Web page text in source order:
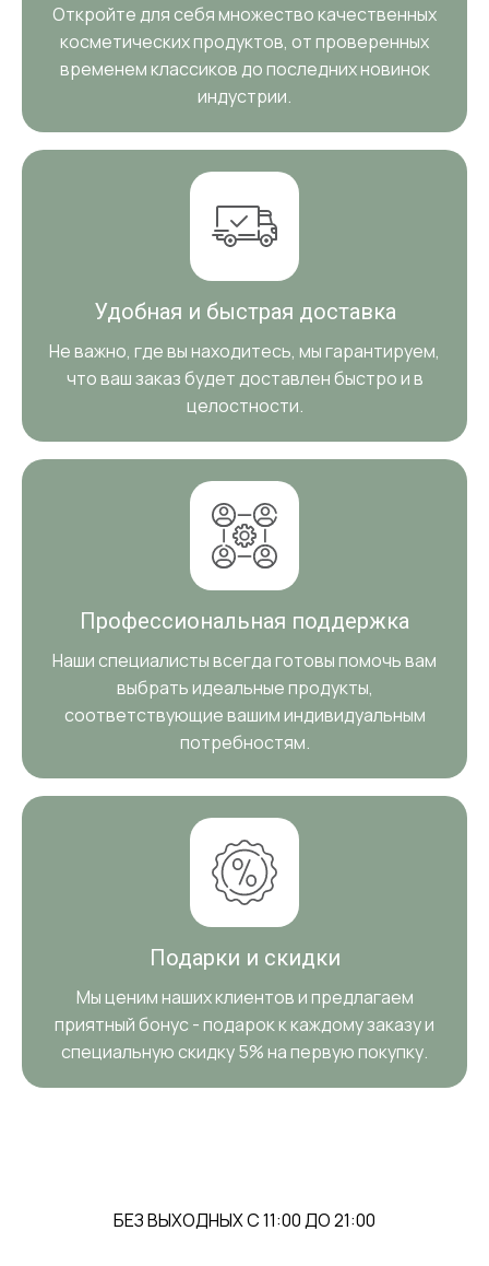
Откройте для себя множество качественных
косметических продуктов, от проверенных
временем классиков до последних новинок
индустрии.
Удобная и быстрая доставка
Не важно, где вы находитесь, мы гарантируем,
что ваш заказ будет доставлен быстро и в
целостности.
Профессиональная поддержка
Наши специалисты всегда готовы помочь вам
выбрать идеальные продукты,
соответствующие вашим индивидуальным
потребностям.
Подарки и скидки
Мы ценим наших клиентов и предлагаем
приятный бонус - подарок к каждому заказу и
специальную скидку 5% на первую покупку.
БЕЗ ВЫХОДНЫХ С 11:00 ДО 21:00